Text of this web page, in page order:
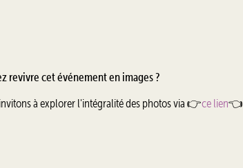
revivre cet événement en images ?
à explorer l'intégralité des photos via 👉ce lien👈